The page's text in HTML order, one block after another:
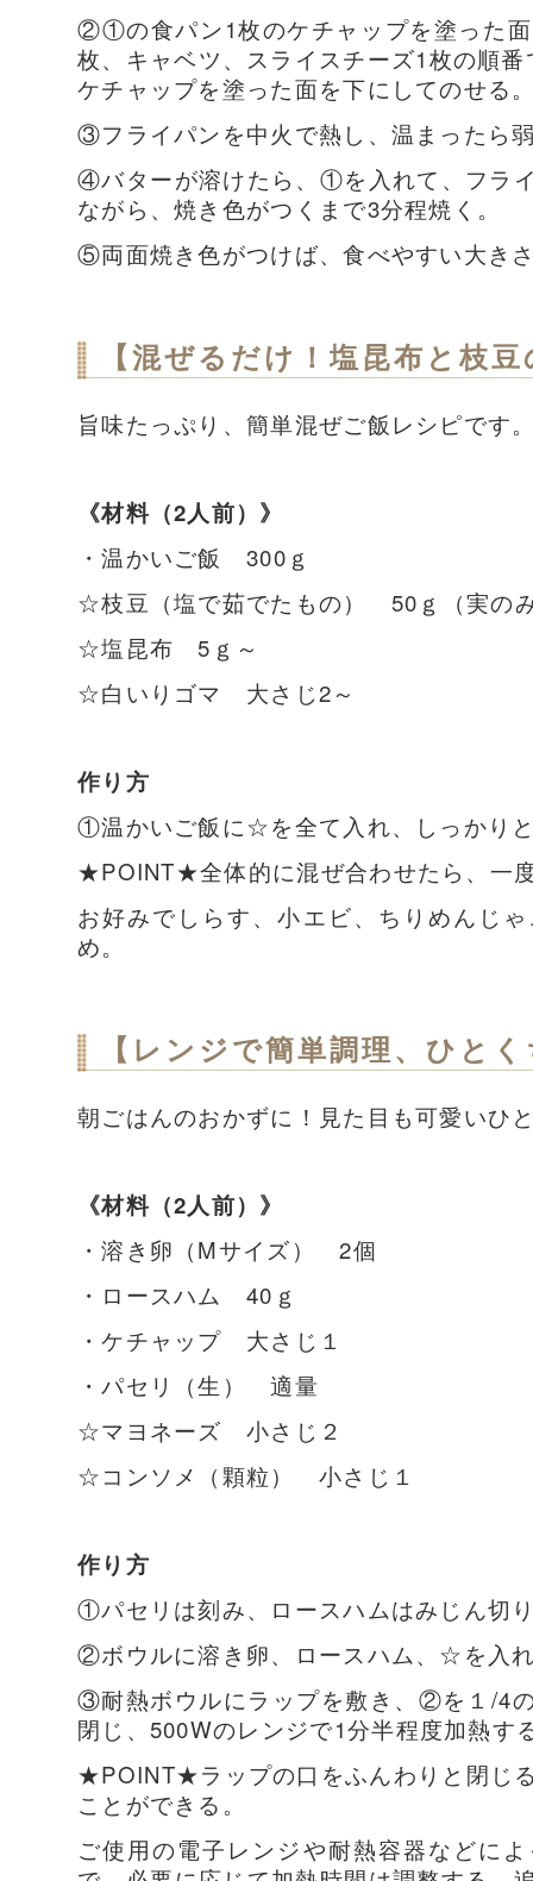
②①の食パン1枚のケチャップを塗った
枚、キャベツ、スライスチーズ1枚の順
ケチャップを塗った面を下にしてのせる
③フライパンを中火で熱し、温まったら
④バターが溶けたら、①を入れて、フラ
ながら、焼き色がつくまで3分程焼く。
⑤両面焼き色がつけば、食べやすい大き
【混ぜるだけ！塩昆布と枝
旨味たっぷり、簡単混ぜご飯レシピです
《材料（2人前）》
・温かいご飯 300ｇ
☆枝豆（塩で茹でたもの） 50ｇ（実の
☆塩昆布 5ｇ～
☆白いりゴマ 大さじ2～
作り方
①温かいご飯に☆を全て入れ、しっかり
★POINT★全体的に混ぜ合わせたら、一
お好みでしらす、小エビ、ちりめんじ
め。
【レンジで簡単調理、ひと
朝ごはんのおかずに！見た目も可愛いひ
《材料（2人前）》
・溶き卵（Mサイズ） 2個
・ロースハム 40ｇ
・ケチャップ 大さじ１
・パセリ（生） 適量
☆マヨネーズ 小さじ２
☆コンソメ（顆粒） 小さじ１
作り方
①パセリは刻み、ロースハムはみじん切
②ボウルに溶き卵、ロースハム、☆を入
③耐熱ボウルにラップを敷き、②を１/4
閉じ、500Wのレンジで1分半程度加熱す
★POINT★ラップの口をふんわりと閉じ
ことができる。
ご使用の電子レンジや耐熱容器などに